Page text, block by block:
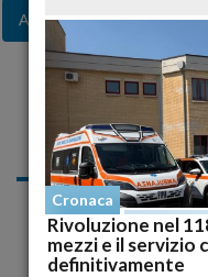
Ago Set Ott
Notizie di
Agosto
Cultura E Spettacolo
Cronaca
Rivoluzione nel
mezzi e il servizio
definitivamente